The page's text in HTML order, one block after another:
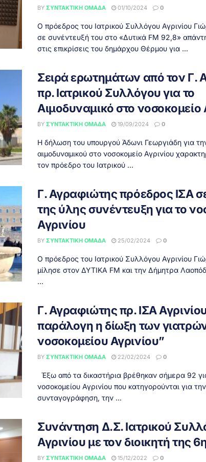
BY ΣΥΝΤΑΚΤΙΚΉ ΟΜΆΔΑ 01/10/2024 0
Ο πρόεδρος του Ιατρικού Συλλόγου Αγρινίου
σε συνέντευξή του στο «Δυτικά FM 92,8»
στις επικρίσεις του δημάρχου Θέρμου για ...
Σειρά ερωτημάτων από τον Γ.
πρ. Ιατρικού Συλλόγου για το
Αιμοδυναμικό στο νοσοκομείο
BY ΣΥΝΤΑΚΤΙΚΉ ΟΜΆΔΑ 19/09/2024 0
Η δήλωση του υπουργού Άδωνι Γεωργιάδη για
αιμοδυναμικού στο νοσοκομείο Αγρινίου
τον πρόεδρο του Ιατρικού ...
Γ. Αγραφιώτης πρόεδρος ΙΣΑ
της ύλης συνέντευξη για το
Αγρινίου
BY ΣΥΝΤΑΚΤΙΚΉ ΟΜΆΔΑ 25/02/2024 0
Ο πρόεδρος του Ιατρικού Συλλόγου Αγρινίου
μίλησε στον ΔΥΤΙΚΑ FM και την Δήμητρα
...
Γ. Αγραφιώτης πρ. ΙΣΑ
παράλογη η δίωξη των
νοσοκομείου Αγρινίου”
BY ΣΥΝΤΑΚΤΙΚΉ ΟΜΆΔΑ 22/02/2024 0
Έξω από τα δικαστήρια βρέθηκαν σήμερα 92
νοσοκομείου Αγρινίου που κατηγορούνται για
συνταγογράφηση, την ...
Συνάντηση Δ.Σ. Ιατρικού
Αγρινίου με τον διοικητή της
BY ΣΥΝΤΑΚΤΙΚΉ ΟΜΆΔΑ 15/12/2022 0